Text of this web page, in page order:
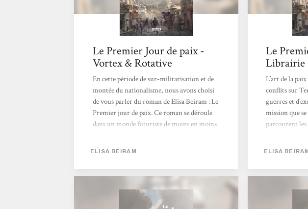
Le Premier Jour de paix -
Vortex & Rotative
En cette période de sur-militarisation et de
montée du nationalisme, nous avons choisi
de vous parler du roman de Elisa Beiram : Le
Premier jour de paix. Ce roman se déroule
dans un monde futuriste de moins en moins
lourds comme la destruction de la planète à
coup de surexploitation de ressources et des
pandémies, Elisa Beiram s’inscrit dans une
écriture de SF positive et propose des regards
ELISA BEIRAM
Le
Librairie
L’art de la
conflits sur
guerres et
mission que
parcourent
qui amène à
raréfaction
réfléchir à ce
conflits.
ELISA